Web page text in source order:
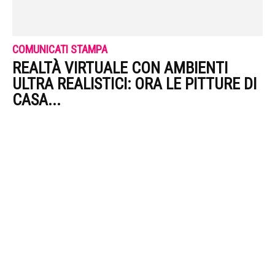
COMUNICATI STAMPA
REALTÀ VIRTUALE CON AMBIENTI
ULTRA REALISTICI: ORA LE PITTURE DI
CASA...